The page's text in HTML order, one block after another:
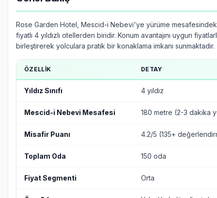
Rose Garden Hotel, Mescid-i Nebevi'ye yürüme
fiyatlı 4 yıldızlı otellerden biridir. Konum avantajını uygun
birleştirerek yolculara pratik bir konaklama imkanı sunmaktadır.
ÖZELLIK DETAY
Yıldız Sınıfı 4 yıldız
Mescid-i Nebevi Mesafesi 180 metre (2-3 dakika
Misafir Puanı 4.2/5 (135+
Toplam Oda 150 oda
Fiyat Segmenti Orta